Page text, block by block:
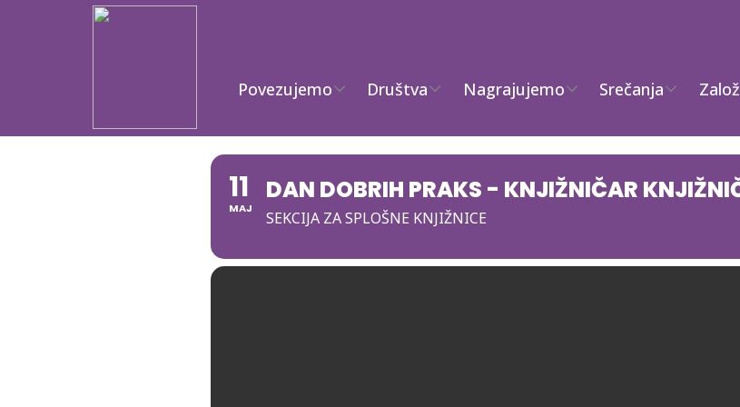
Povezujemo Društva Nagrajujemo Srečanja
11
MAJ
DAN DOBRIH PRAKS - KNJIŽNIČAR
SEKCIJA ZA SPLOŠNE KNJIŽNICE